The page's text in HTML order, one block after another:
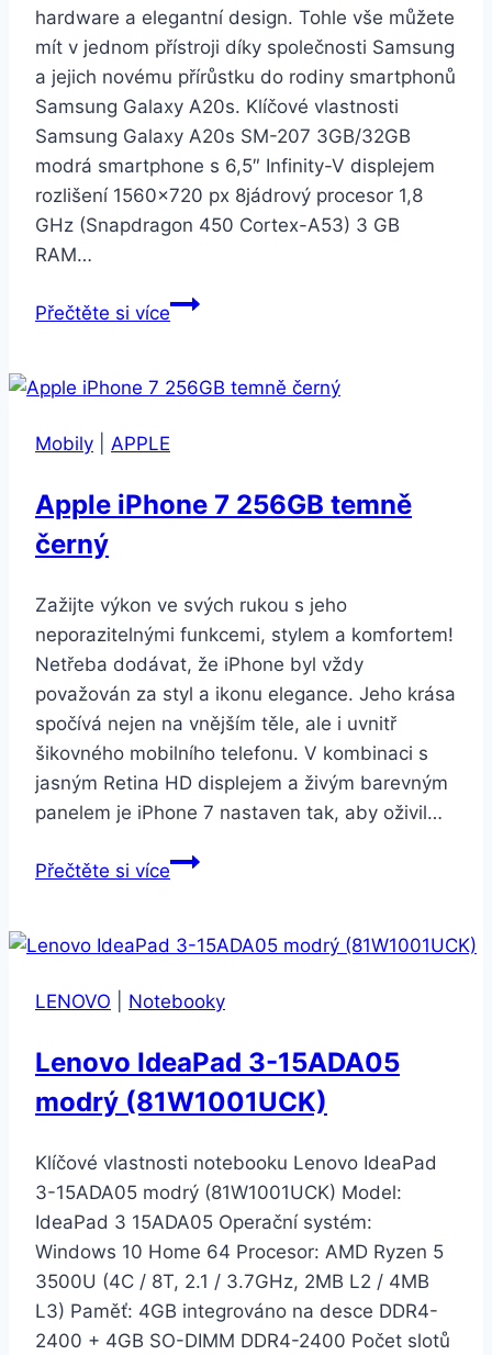
hardware a elegantní design. Tohle vše můžete
mít v jednom přístroji díky společnosti Samsung
a jejich novému přírůstku do rodiny smartphonů
Samsung Galaxy A20s. Klíčové vlastnosti
Samsung Galaxy A20s SM-207 3GB/32GB
modrá smartphone s 6,5″ Infinity-V displejem
rozlišení 1560×720 px 8jádrový procesor 1,8
GHz (Snapdragon 450 Cortex-A53) 3 GB
RAM…
Přečtěte si víceSamsung
SM-
3GB/32GB
Mobily APPLE
Apple iPhone 7 256GB temně
černý
Zažijte výkon ve svých rukou s jeho
neporazitelnými funkcemi, stylem a komfortem!
Netřeba dodávat, že iPhone byl vždy
považován za styl a ikonu elegance. Jeho krása
spočívá nejen na vnějším těle, ale i uvnitř
šikovného mobilního telefonu. V kombinaci s
jasným Retina HD displejem a živým barevným
panelem je iPhone 7 nastaven tak, aby oživil…
Přečtěte si víceApple
256GB
černý
LENOVO Notebooky
Lenovo IdeaPad 3-15ADA05
modrý (81W1001UCK)
Klíčové vlastnosti notebooku Lenovo IdeaPad
3-15ADA05 modrý (81W1001UCK) Model:
IdeaPad 3 15ADA05 Operační systém:
Windows 10 Home 64 Procesor: AMD Ryzen 5
3500U (4C / 8T, 2.1 / 3.7GHz, 2MB L2 / 4MB
L3) Paměť: 4GB integrováno na desce DDR4-
2400 + 4GB SO-DIMM DDR4-2400 Počet slotů